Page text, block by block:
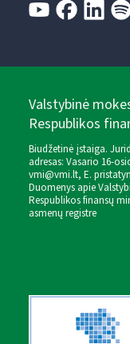
Valstybinė
Respublikos
Biudžetinė įstaiga.
adresas: Vasario 16-
vmi@vmi.lt, E.
Duomenys apie
Respublikos finansų
asmenų registre